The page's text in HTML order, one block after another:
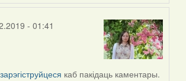
- 01:41
зарэгіструйцеся каб пакідаць каментары.